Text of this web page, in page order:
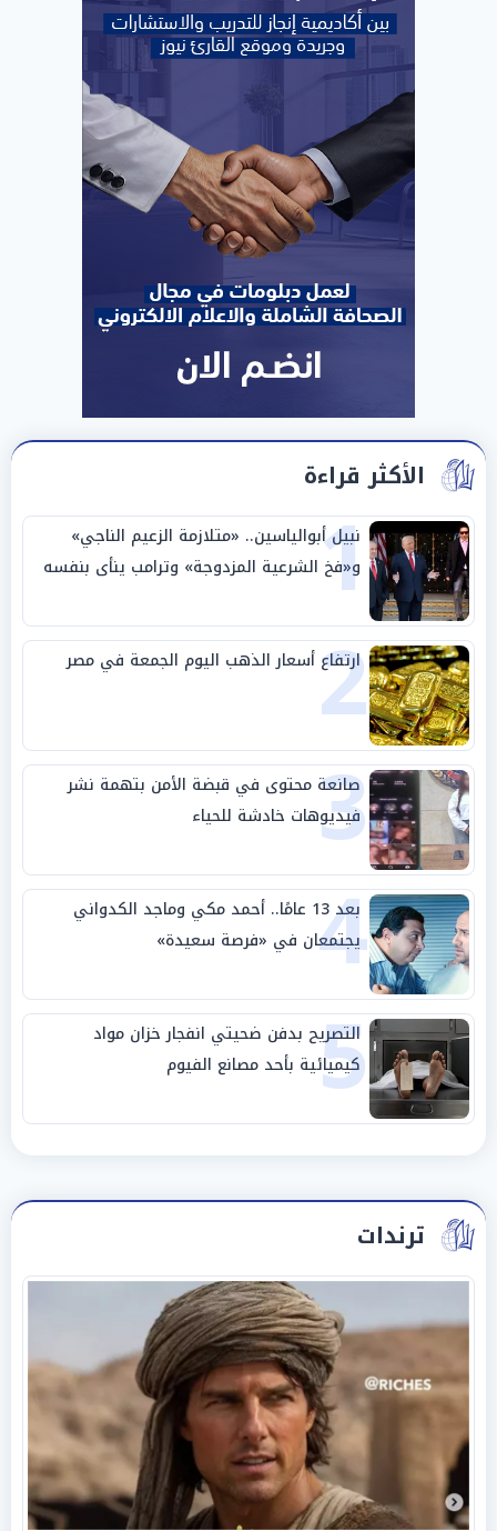
الأكثر قراءة
1
نبيل أبوالياسين.. «متلازمة الزعيم الناجي»
و«فخ الشرعية المزدوجة» وترامب ينأى بنفسه
وحليفه في «ميتم استراتيجي»
2
ارتفاع أسعار الذهب اليوم الجمعة في مصر
3
صانعة محتوى في قبضة الأمن بتهمة نشر
فيديوهات خادشة للحياء
4 بعد 13 عامًا.. أحمد مكي وماجد الكدواني
يجتمعان في «فرصة سعيدة»
5
التصريح بدفن ضحيتي انفجار خزان مواد
كيميائية بأحد مصانع الفيوم
ترندات